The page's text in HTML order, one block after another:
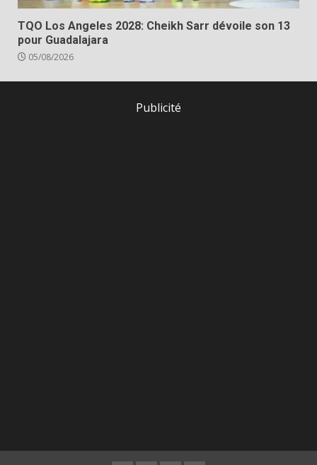
TQO Los Angeles 2028: Cheikh Sarr dévoile son 13
pour Guadalajara
05/08/2026
Publicité